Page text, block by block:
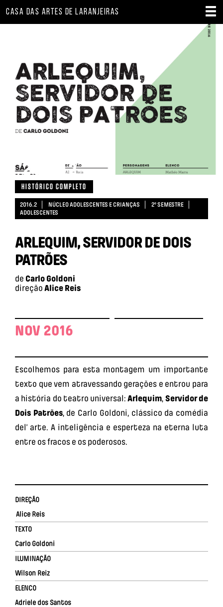
CASA DAS ARTES DE LARANJEIRAS
2016.2
HISTÓRICO COMPLETO
2016.2 NÚCLEO ADOLESCENTES E CRIANÇAS
2º SEMESTRE
ADOLESCENTES
ARLEQUIM, SERVIDOR DE DOIS
PATRÕES
de Carlo Goldoni
direção Alice Reis
NOV 2016
Escolhemos para esta montagem um importante
texto que vem atravessando gerações e entrou para
a história do teatro universal:Arlequim, Servidor de
Dois Patrões, de Carlo Goldoni, clássico da comédia
del’ arte. A inteligência e esperteza na eterna luta
entre os fracos e os poderosos.
DIREÇÃO
Alice Reis
TEXTO
Carlo Goldoni
ILUMINAÇÃO
Wilson Reiz
ELENCO
Adriele dos Santos